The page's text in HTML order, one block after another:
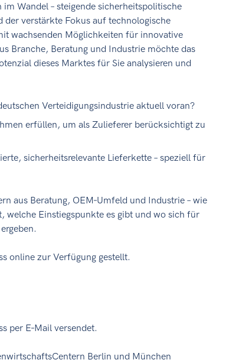
Wandel – steigende sicherheitspolitische
verstärkte Fokus auf technologische
wachsenden Möglichkeiten für innovative
Branche, Beratung und Industrie möchte das
dieses Marktes für Sie analysieren und
Verteidigungsindustrie aktuell voran?
erfüllen, um als Zulieferer berücksichtigt zu
sicherheitsrelevante Lieferkette – speziell für
aus Beratung, OEM‑Umfeld und Industrie – wie
welche Einstiegspunkte es gibt und wo sich für
online zur Verfügung gestellt.
per E‑Mail versendet.
Berlin und München